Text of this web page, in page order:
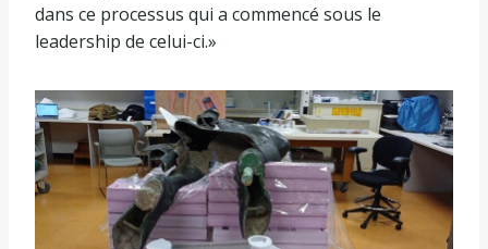
dans ce processus qui a commencé sous le
leadership de celui-ci.»